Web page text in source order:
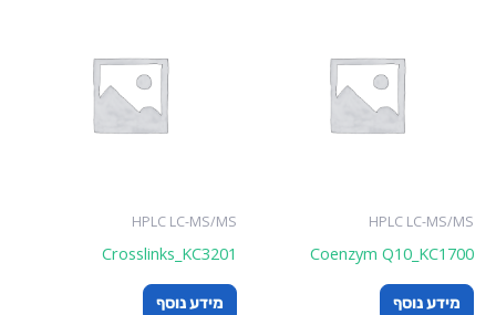
HPLC LC-MS/
Coenzym
נוסף
HPLC LC-MS/MS
Crosslinks_KC3201
מידע נוסף